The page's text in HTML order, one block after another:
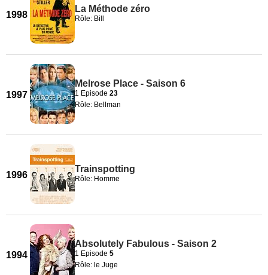
1998
La Méthode zéro
Rôle: Bill
1997
Melrose Place - Saison 6
1 Episode 23
Rôle: Bellman
1996
Trainspotting
Rôle: Homme
1994
Absolutely Fabulous - Saison 2
1 Episode 5
Rôle: le Juge